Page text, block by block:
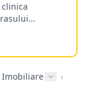
de
isi
›